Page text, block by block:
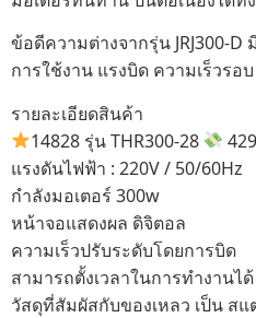
ข้อดีความต่างจากรุ่น JRJ300-D
การใช้งาน แรงบิด ความเร็วรอ
รายละเอียดสินค้า
14828 รุ่น THR300-28
แรงดันไฟฟ้า : 220V / 50/60Hz
กำลังมอเตอร์ 300w
หน้าจอแสดงผล ดิจิตอล
ความเร็วปรับระดับโดยการบิด
สามารถตั้งเวลาในการทำงานไ
วัสดุที่สัมผัสกับของเหลว เป็น สแ